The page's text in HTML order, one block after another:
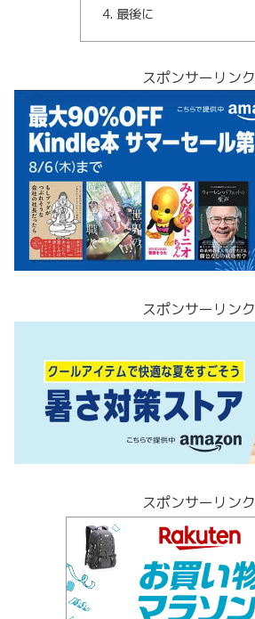
最後に
スポンサーリンク
スポンサーリンク
スポンサーリンク